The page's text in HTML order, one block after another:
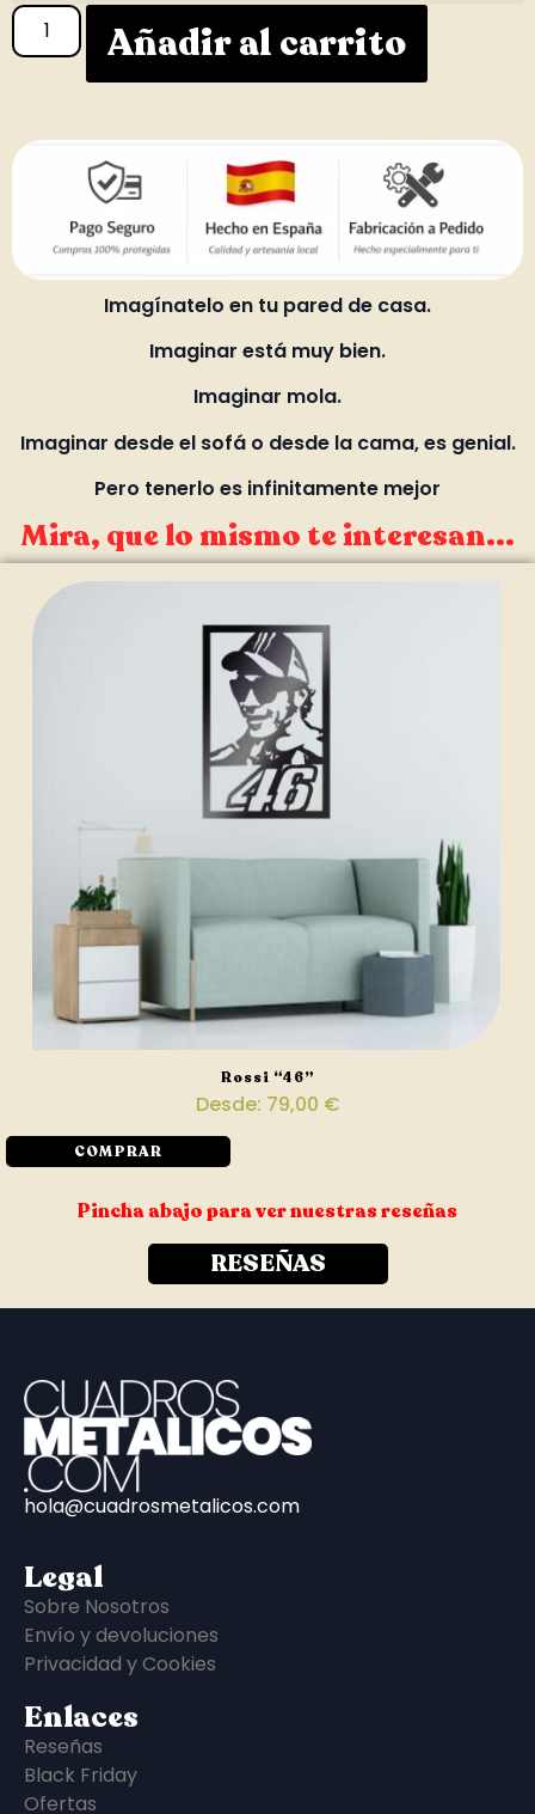
Añadir al carrito
Imagínatelo en tu pared de casa.
Imaginar está muy bien.
Imaginar mola.
Imaginar desde el sofá o desde la cama, es genial.
Pero tenerlo es infinitamente mejor
Mira, que lo mismo te interesan...
Rossi “46”
Desde: 79,00 €
COMPRAR
Pincha abajo para ver nuestras reseñas
RESEÑAS
hola@cuadrosmetalicos.com
Legal
Sobre Nosotros
Envío y devoluciones
Privacidad y Cookies
Enlaces
Reseñas
Black Friday
Ofertas